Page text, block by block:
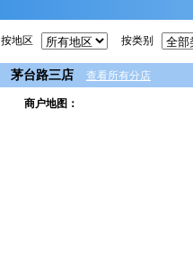
按地区 按类别
茅台路三店 查看所有分店
商户地图：